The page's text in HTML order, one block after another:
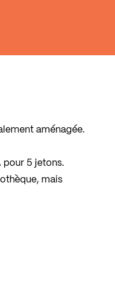
aménagée.
pour 5 jetons.
mais